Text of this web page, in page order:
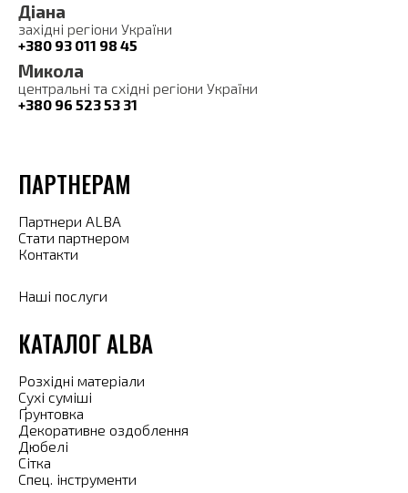
Діана
західні регіони України
+380 93 011 98 45
Микола
центральні та східні регіони України
+380 96 523 53 31
ПАРТНЕРАМ
Партнери ALBA
Стати партнером
Контакти
Наші послуги
КАТАЛОГ ALBA
Розхідні матеріали
Сухі суміші
Ґрунтовка
Декоративне оздоблення
Дюбелі
Сітка
Спец. інструменти